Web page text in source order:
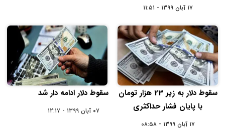
۱۷ آبان ۱۳۹۹ - ۱۱:۵۱
سقوط دلار به زیر 23 هزار تومان
با پایان فشار حداکثری
۱۷ آبان ۱۳۹۹ - ۰۸:۵۸
سقوط دلار ادامه دار شد
۰۷ آبان ۱۳۹۹ - ۱۲:۱۷